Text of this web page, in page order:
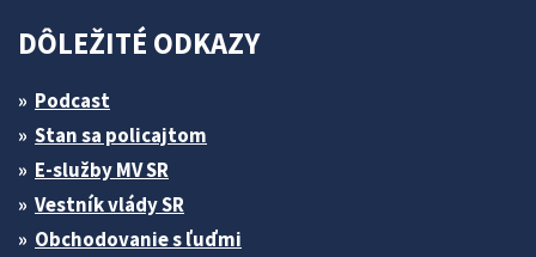
DÔLEŽITÉ ODKAZY
Podcast
Stan sa policajtom
E-služby MV SR
Vestník vlády SR
Obchodovanie s ľuďmi